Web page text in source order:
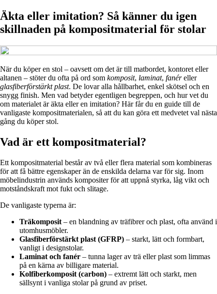
Äkta eller imitation? Så känner du igen
skillnaden på kompositmaterial för stolar
När du köper en stol – oavsett om det är till matbordet, kontoret eller
altanen – stöter du ofta på ord som komposit, laminat, fanéreller
glasfiberförstärkt plast. De lovar alla hållbarhet, enkel skötsel och en
snygg finish. Men vad betyder egentligen begreppen, och hur vet du
om materialet är äkta eller en imitation? Här får du en guide till de
vanligaste kompositmaterialen, så att du kan göra ett medvetet val nästa
gång du köper stol.
Vad är ett kompositmaterial?
Ett kompositmaterial består av två eller flera material som kombineras
för att få bättre egenskaper än de enskilda delarna var för sig. Inom
möbelindustrin används kompositer för att uppnå styrka, låg vikt och
motståndskraft mot fukt och slitage.
De vanligaste typerna är:
Träkomposit – en blandning av träfibrer och plast, ofta använd i
utomhusmöbler.
Glasfiberförstärkt plast (GFRP) – starkt, lätt och formbart,
vanligt i designstolar.
Laminat och fanér – tunna lager av trä eller plast som limmas
på en kärna av billigare material.
Kolfiberkomposit (carbon) – extremt lätt och starkt, men
sällsynt i vanliga stolar på grund av priset.